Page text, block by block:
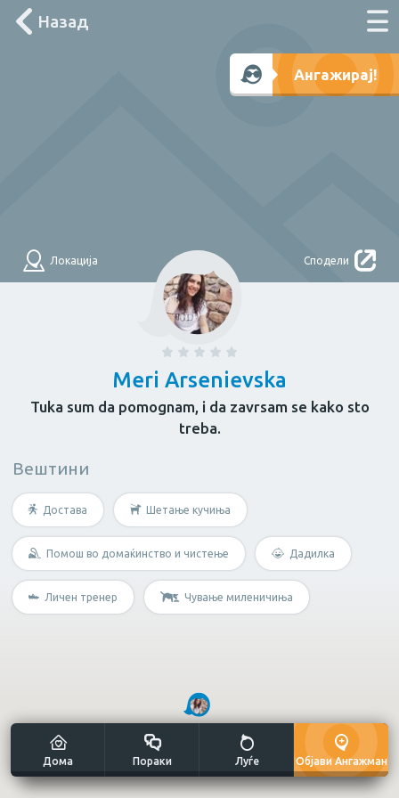
Филтри
Што треба денес?
Мајстор
Не е потребна специфична
вештина?
Мултиталент
Готвач Рачна изработка
Сликање на
платно
Локација Сподели
Meri Arsenievska
Tuka sum da pomognam, i da zavrsam se kako sto
treba.
Вештини
Достава Шетање кучиња
Помош во домаќинство и чистење Дадилка
Личен тренер Чување миленичиња
Ангажирај!
Дома Пораки Луѓе Објави Ангажман
Назад